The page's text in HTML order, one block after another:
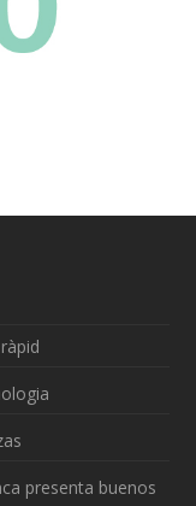
presenta buenos